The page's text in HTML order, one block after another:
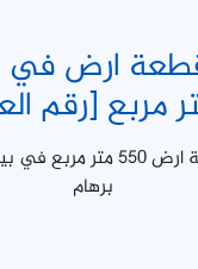
ارض في
للبيع قطعة ارض ٥٥٠ متر
برهام